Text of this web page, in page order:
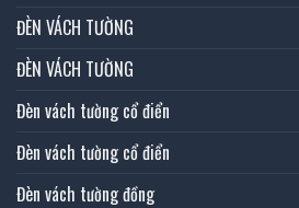
ĐÈN VÁCH TƯỜNG
ĐÈN VÁCH TƯỜNG
Đèn vách tường cổ điển
Đèn vách tường cổ điển
Đèn vách tường đồng